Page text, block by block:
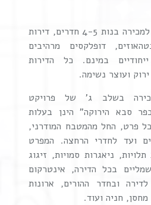
לבחירתכם מגוון דירות למכירה בנות 4-5 חדרים, דירות
דופלקסים מרהיבים
במינם. כל הדירות
ועוצר נשימה.
בשלב ג' של פרויקט
סבא הירוקה" הינן בעלות
פרט, החל מהמטבח המודרני,
ועד לחדרי הרחצה. המפרט
ניאגרות סמויות, זיגוג
בכל הדירה, אינטרקום
ובחדר ההורים, ארונות
חניה ועוד.